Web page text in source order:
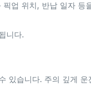
업 위치, 반납 일자 등
니다.
있습니다. 주의 깊게 운